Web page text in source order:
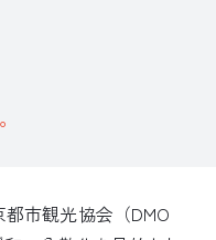
市観光協会（DMO